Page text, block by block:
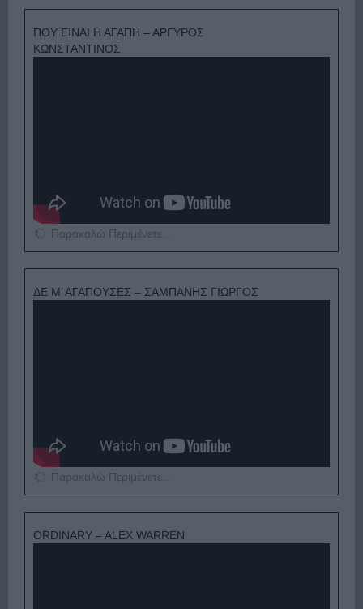
ΠΟΥ ΕΙΝΑΙ Η ΑΓΑΠΗ – ΑΡΓΥΡΟΣ
ΚΩΝΣΤΑΝΤΙΝΟΣ
Παρακαλώ Περιμένετε...
ΔΕ Μ’ ΑΓΑΠΟΥΣΕΣ – ΣΑΜΠΑΝΗΣ ΓΙΩΡΓΟΣ
Παρακαλώ Περιμένετε...
ORDINARY – ALEX WARREN